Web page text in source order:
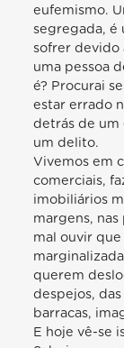
eufemismo.
segregada, é
sofrer devido
uma pessoa
é? Procurai
estar errado
detrás de um
um delito.
Vivemos em
comerciais,
imobiliários
margens,
mal ouvir que
querem
despejos,
barracas,
E hoje vê-se